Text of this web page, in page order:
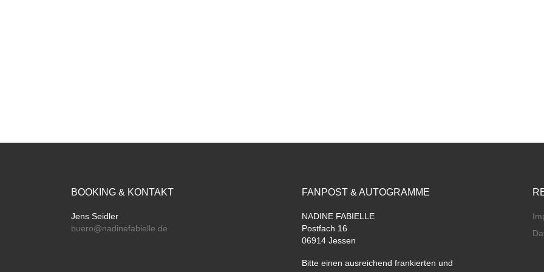
BOOKING & KONTAKT
Jens Seidler
buero@nadinefabielle.de
FANPOST & AUTOGRAMME
NADINE FABIELLE
Postfach 16
06914 Jessen
Bitte einen ausreichend frankierten und